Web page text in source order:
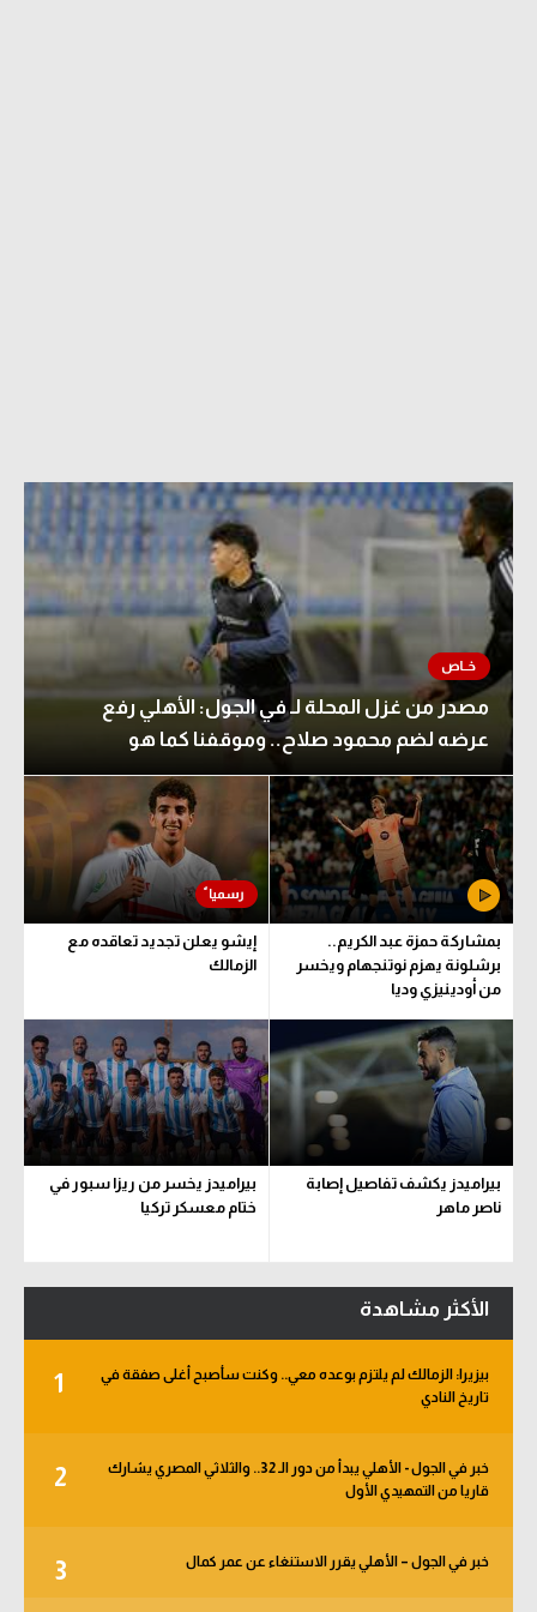
مصدر من غزل المحلة لـ في الجول: الأهلي رفع
عرضه لضم محمود صلاح.. وموقفنا كما هو
بمشاركة حمزة عبد الكريم..
برشلونة يهزم نوتنجهام ويخسر
من أودينيزي وديا
إيشو يعلن تجديد تعاقده مع
الزمالك
بيراميدز يكشف تفاصيل إصابة
ناصر ماهر
بيراميدز يخسر من ريزا سبور في
ختام معسكر تركيا
الأكثر مشاهدة
1
بيزيرا: الزمالك لم يلتزم بوعده معي.. وكنت سأصبح أغلى صفقة في
تاريخ النادي
2
خبر في الجول - الأهلي يبدأ من دور الـ 32.. والثلاثي المصري يشارك
قاريا من التمهيدي الأول
3 خبر في الجول – الأهلي يقرر الاستنغاء عن عمر كمال